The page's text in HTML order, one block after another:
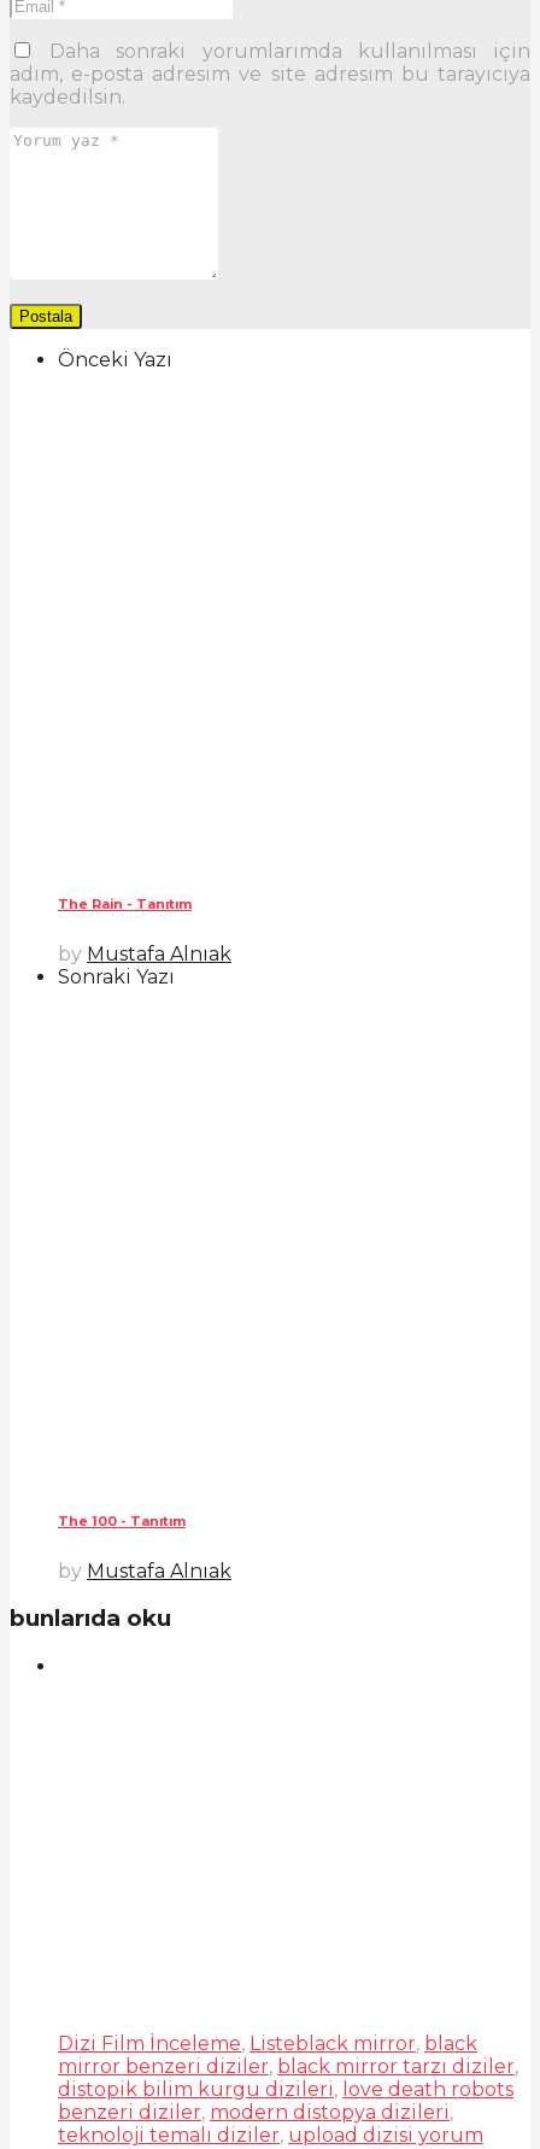
Daha sonraki yorumlarımda kullanılması için
adım, e-posta adresim ve site adresim bu tarayıcıya
kaydedilsin.
Önceki Yazı
The Rain - Tanıtım
by Mustafa Alnıak
Sonraki Yazı
The 100 - Tanıtım
by Mustafa Alnıak
bunlarıda oku
Dizi Film İnceleme, Listeblack mirror, black
mirror benzeri diziler, black mirror tarzı diziler,
distopik bilim kurgu dizileri, love death robots
benzeri diziler, modern distopya dizileri,
teknoloji temalı diziler, upload dizisi yorum